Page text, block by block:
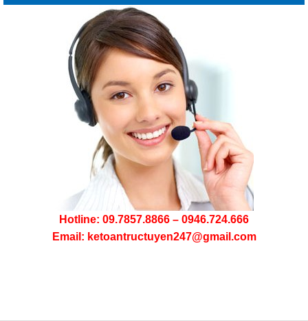
Hotline: 09.7857.8866 – 0946.724.666
Email: ketoantructuyen247@gmail.com